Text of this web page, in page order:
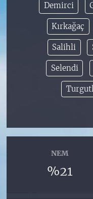
Demirci
Kırkağaç
Salihli
Selendi
NEM
%21